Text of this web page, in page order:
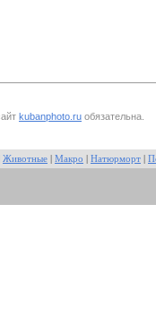
kubanphoto.ru обязательна.
Животные Макро Натюрморт